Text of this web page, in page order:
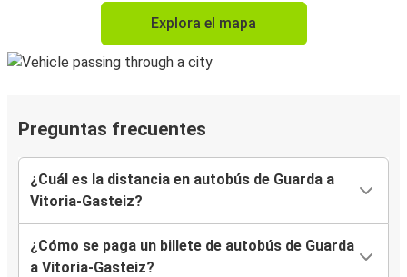
Explora el mapa
Preguntas frecuentes
¿Cuál es la distancia en autobús de Guarda a
Vitoria-Gasteiz?
¿Cómo se paga un billete de autobús de Guarda
a Vitoria-Gasteiz?